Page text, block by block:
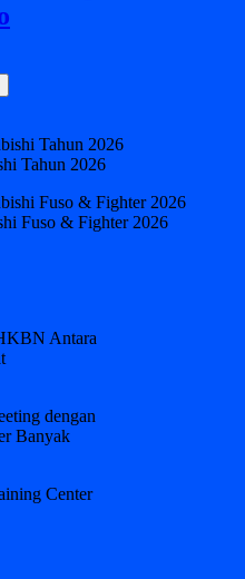
Tahun 2026
Fuso & Fighter 2026
Antara
dengan
Banyak
Center